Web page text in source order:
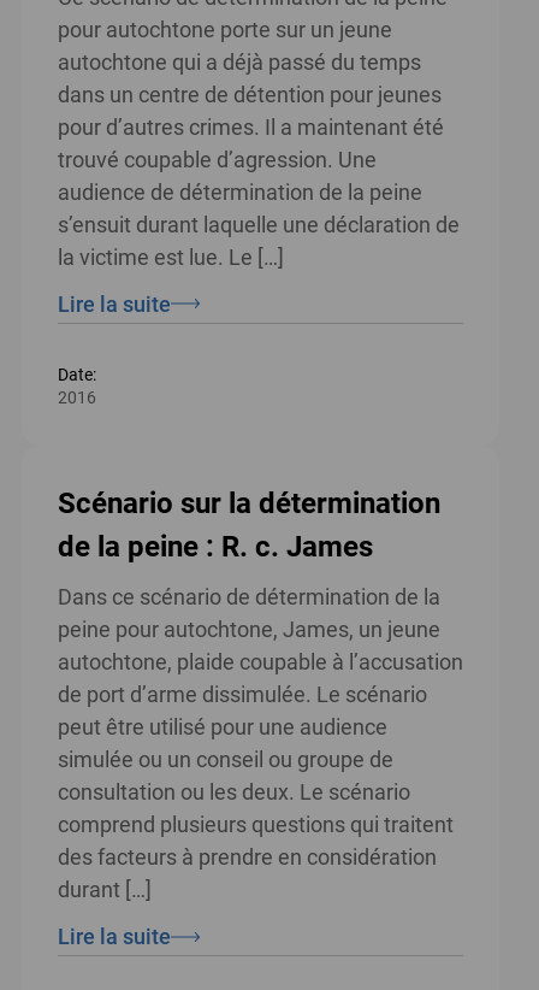
pour autochtone porte sur un jeune
autochtone qui a déjà passé du temps
dans un centre de détention pour jeunes
pour d’autres crimes. Il a maintenant été
trouvé coupable d’agression. Une
audience de détermination de la peine
s’ensuit durant laquelle une déclaration de
la victime est lue. Le […]
Lire la suite
Date:
2016
Scénario sur la détermination
de la peine : R. c. James
Dans ce scénario de détermination de la
peine pour autochtone, James, un jeune
autochtone, plaide coupable à l’accusation
de port d’arme dissimulée. Le scénario
peut être utilisé pour une audience
simulée ou un conseil ou groupe de
consultation ou les deux. Le scénario
comprend plusieurs questions qui traitent
des facteurs à prendre en considération
durant […]
Lire la suite